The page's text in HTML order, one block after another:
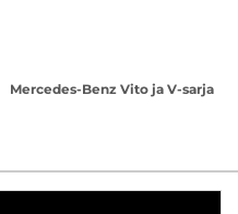
Mercedes-Benz Vito ja V-sarja